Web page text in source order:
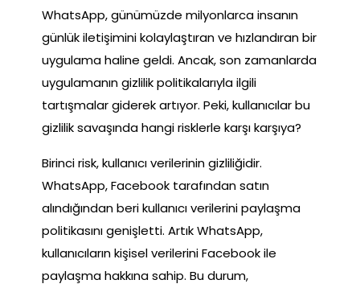
WhatsApp, günümüzde milyonlarca insanın
günlük iletişimini kolaylaştıran ve hızlandıran bir
uygulama haline geldi. Ancak, son zamanlarda
uygulamanın gizlilik politikalarıyla ilgili
tartışmalar giderek artıyor. Peki, kullanıcılar bu
gizlilik savaşında hangi risklerle karşı karşıya?
Birinci risk, kullanıcı verilerinin gizliliğidir.
WhatsApp, Facebook tarafından satın
alındığından beri kullanıcı verilerini paylaşma
politikasını genişletti. Artık WhatsApp,
kullanıcıların kişisel verilerini Facebook ile
paylaşma hakkına sahip. Bu durum,